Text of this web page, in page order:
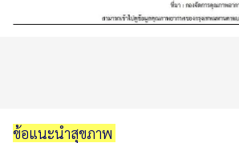
ข้อแนะนำสุขภาพ